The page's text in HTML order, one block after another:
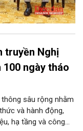
truyền Nghị
100 ngày tháo
sâu rộng nhằm
và hành động,
hạ tầng và công